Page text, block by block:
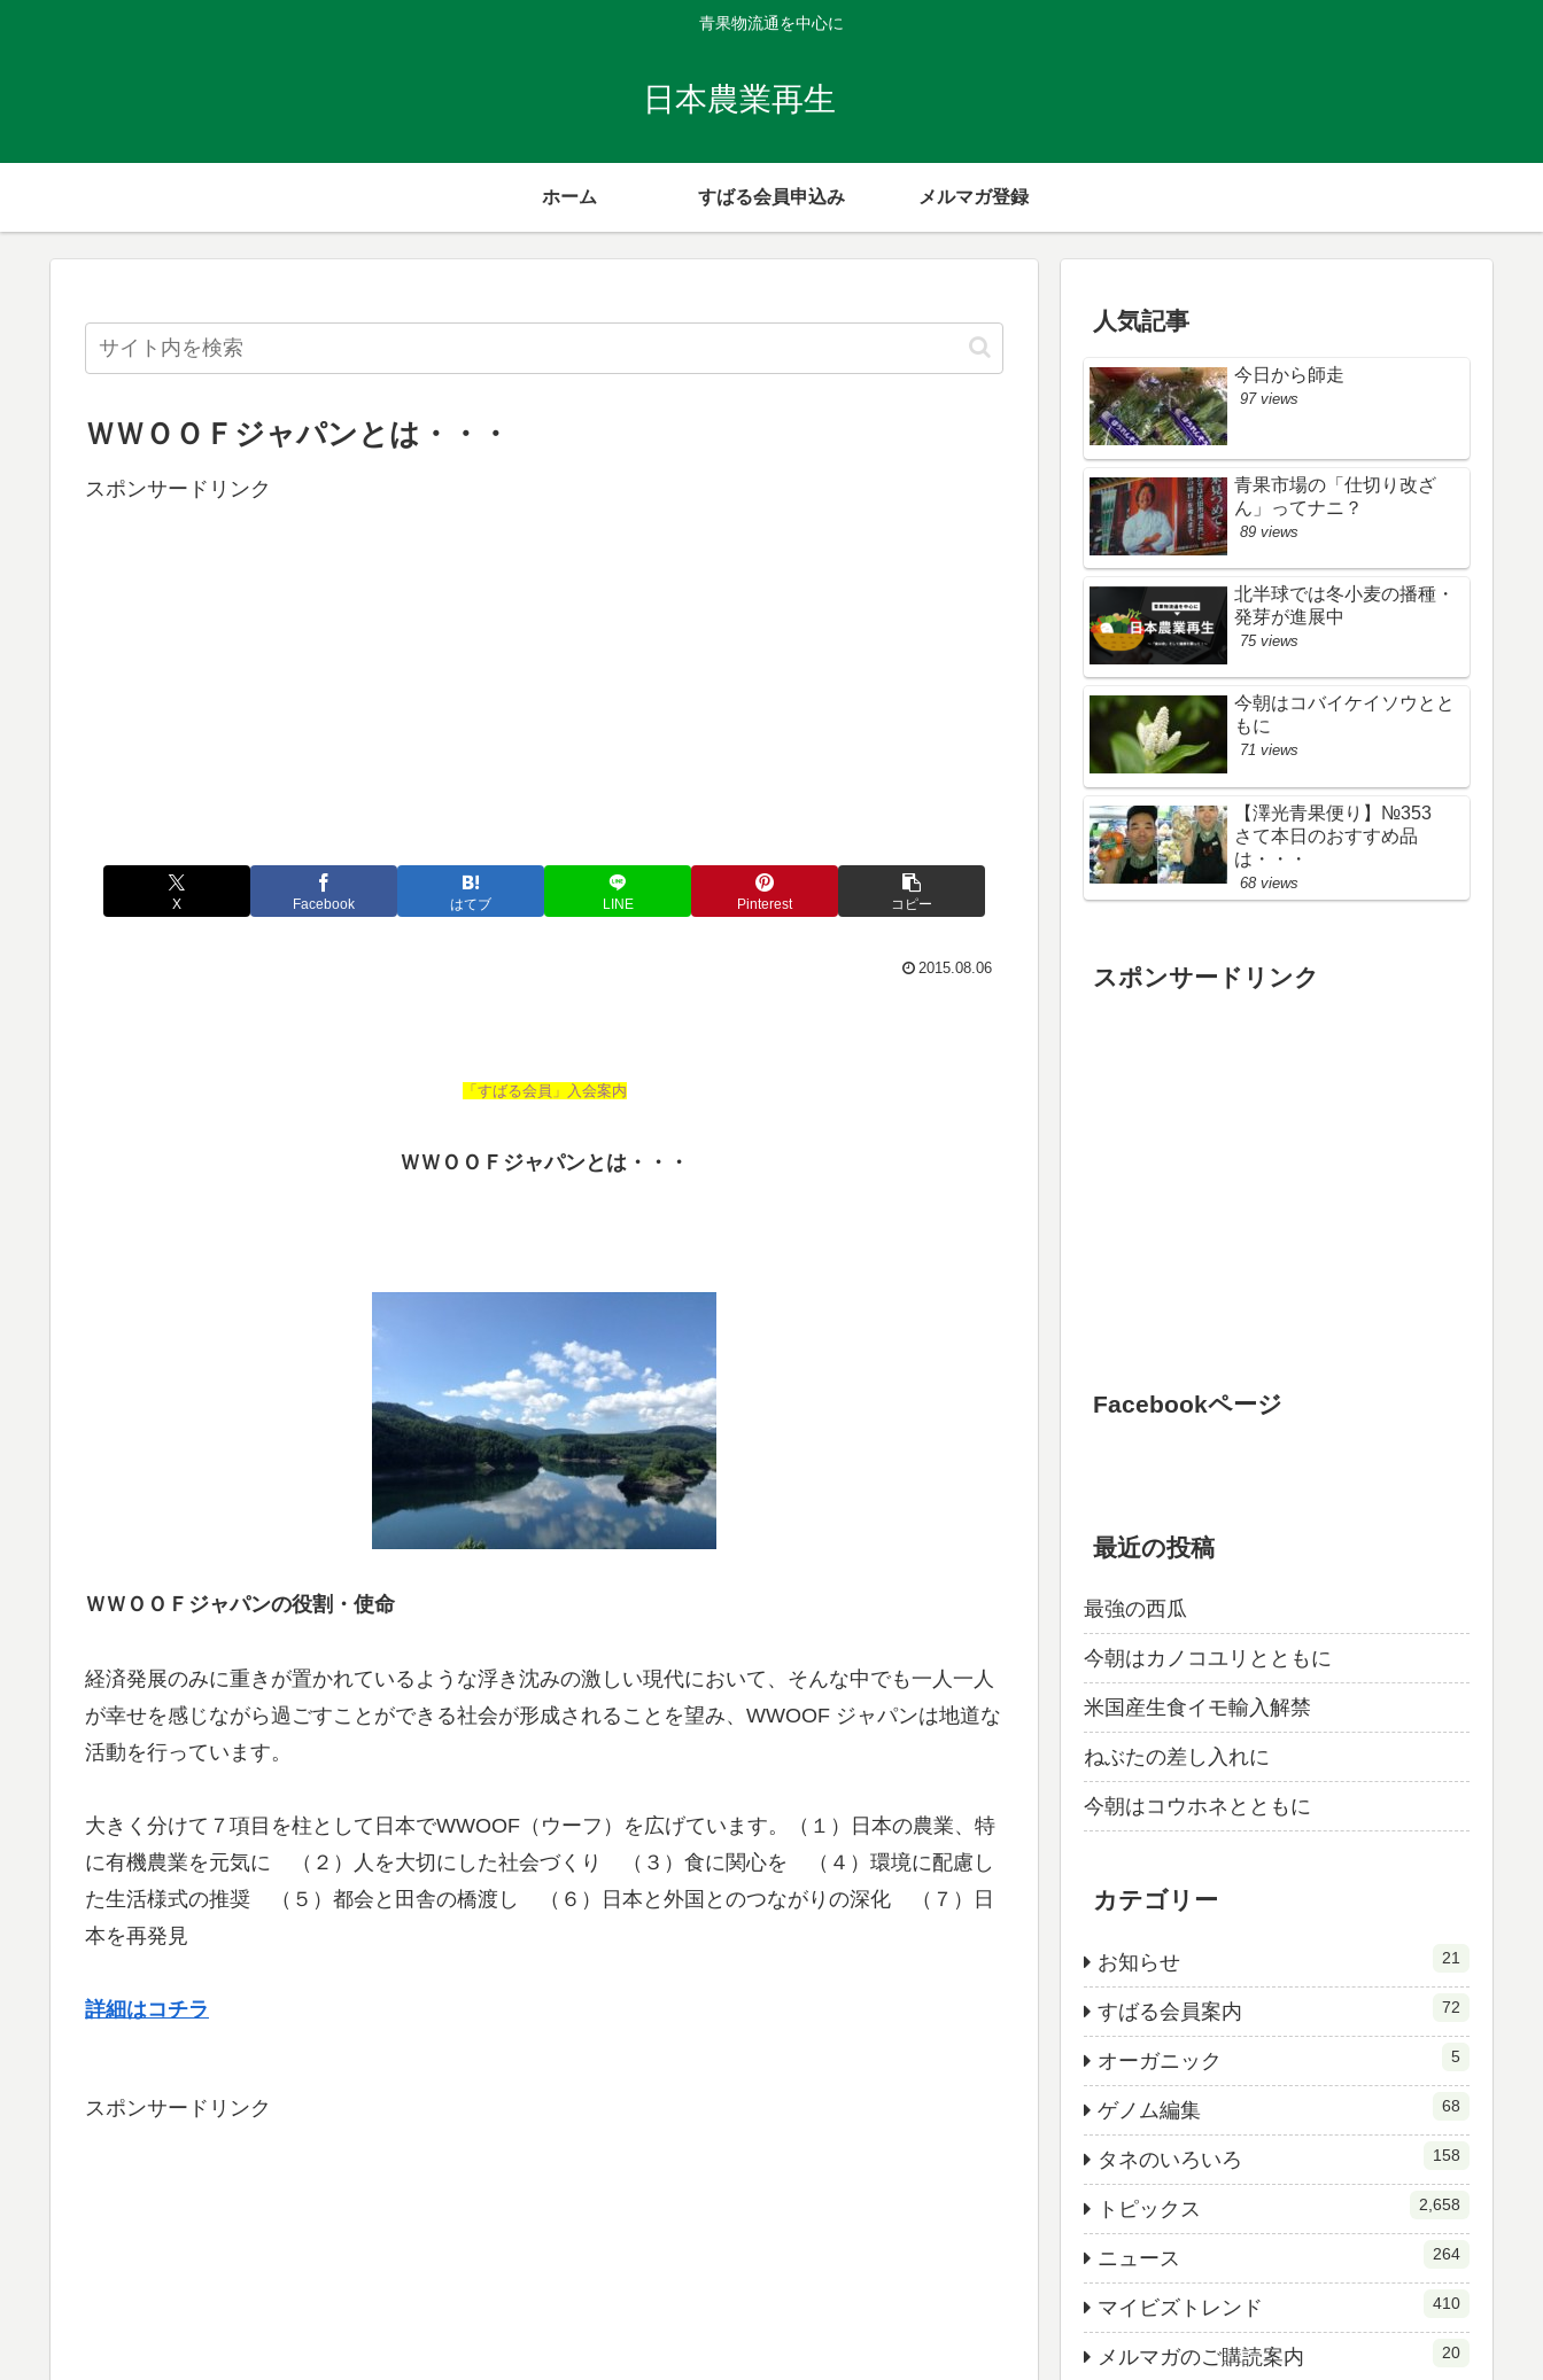
青果物流通を中心に
日本農業再生
ホーム すばる会員申込み メルマガ登録
ＷＷＯＯＦジャパンとは・・・
スポンサードリンク
X Facebook はてブ LINE Pinterest コピー
2015.08.06
「すばる会員」入会案内
ＷＷＯＯＦジャパンとは・・・
ＷＷＯＯＦジャパンの役割・使命
経済発展のみに重きが置かれているような浮き沈みの激しい現代において、そんな中でも一人一人
が幸せを感じながら過ごすことができる社会が形成されることを望み、WWOOF ジャパンは地道な
活動を行っています。
大きく分けて７項目を柱として日本でWWOOF（ウーフ）を広げています。（１）日本の農業、特
に有機農業を元気に （２）人を大切にした社会づくり （３）食に関心を （４）環境に配慮し
た生活様式の推奨 （５）都会と田舎の橋渡し （６）日本と外国とのつながりの深化 （７）日
本を再発見
詳細はコチラ
スポンサードリンク
人気記事
今日から師走
97 views
青果市場の「仕切り改ざ
ん」ってナニ？
89 views
北半球では冬小麦の播種・
発芽が進展中
75 views
今朝はコバイケイソウとと
もに
71 views
【澤光青果便り】№353
さて本日のおすすめ品
は・・・
68 views
スポンサードリンク
Facebookページ
最近の投稿
最強の西瓜
今朝はカノコユリとともに
米国産生食イモ輸入解禁
ねぶたの差し入れに
今朝はコウホネとともに
カテゴリー
お知らせ 21
すばる会員案内 72
オーガニック 5
ゲノム編集 68
タネのいろいろ 158
トピックス 2,658
ニュース 264
マイビズトレンド 410
メルマガのご購読案内 20